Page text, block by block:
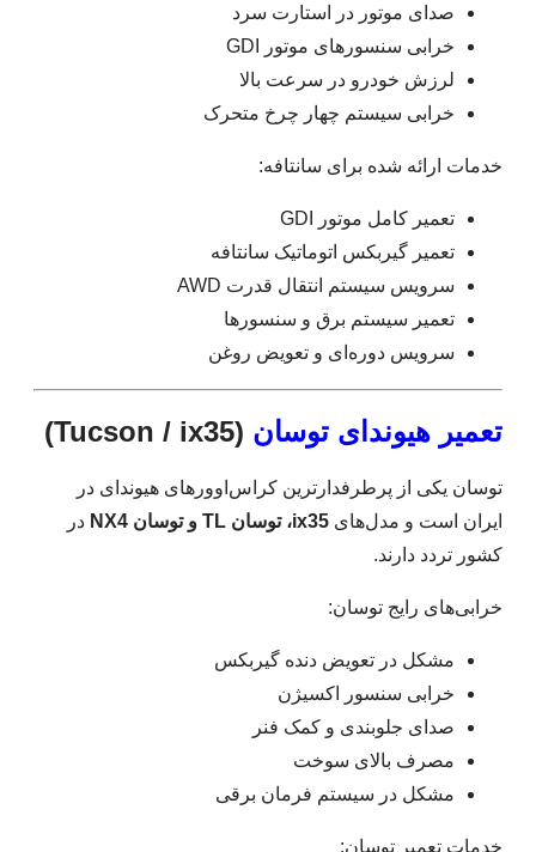
صدای موتور در استارت سرد
خرابی سنسورهای موتور GDI
لرزش خودرو در سرعت بالا
خرابی سیستم چهار چرخ متحرک
خدمات ارائه شده برای سانتافه:
تعمیر کامل موتور GDI
تعمیر گیربکس اتوماتیک سانتافه
سرویس سیستم انتقال قدرت AWD
تعمیر سیستم برق و سنسورها
سرویس دوره‌ای و تعویض روغن
تعمیر هیوندای توسان (Tucson / ix35)
توسان یکی از پرطرفدارترین کراس‌اوورهای هیوندای در
ایران است و مدل‌های ix35، توسان TL و توسان NX4
در
کشور تردد دارند.
خرابی‌های رایج توسان:
مشکل در تعویض دنده گیربکس
خرابی سنسور اکسیژن
صدای جلوبندی و کمک فنر
مصرف بالای سوخت
مشکل در سیستم فرمان برقی
خدمات تعمیر توسان: